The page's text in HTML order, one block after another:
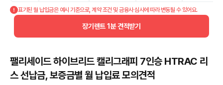
표기된 월 납입금은 예시 기준으로, 계약 조건 및 금융사 심사에 따라 변동될 수 있어요.
장기렌트 1분 견적받기
팰리세이드 하이브리드 캘리그래피 7인승 HTRAC 리
스 선납금, 보증금별 월 납입료 모의견적